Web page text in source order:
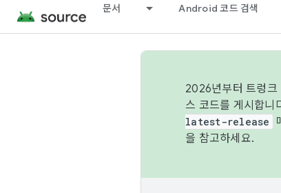
문서 Android 코드 검색
2026년부터 트렁크
스 코드를 게시합니
latest-release
을 참고하세요.